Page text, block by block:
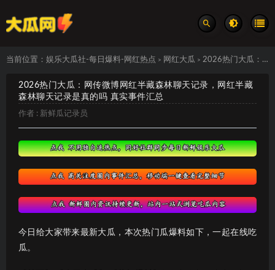
当前位置： 娱乐大瓜社-每日爆料-网红热点 > 网红大瓜 > 2026热门大瓜：网传微博网红半藏森林聊天记录，网红半藏森林聊天记录是真的吗 真实事件汇总
2026热门大瓜：网传微博网红半藏森林聊天记录，网红半藏
森林聊天记录是真的吗 真实事件汇总
作者 : 新鲜瓜记录员
今日给大家带来最新大瓜，本次热门瓜爆料如下，一起在线吃
瓜。